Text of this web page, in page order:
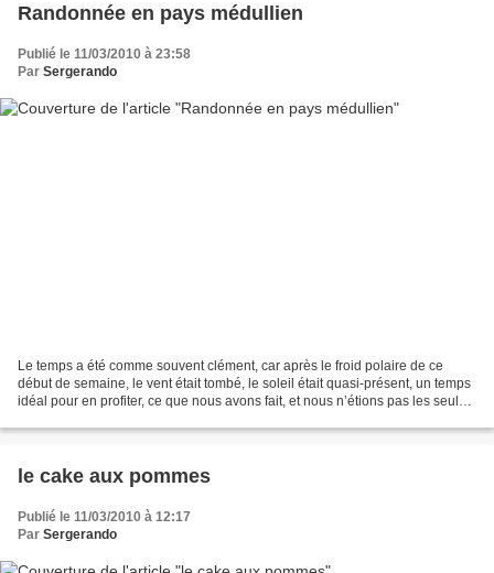
Randonnée en pays médullien
Publié le 11/03/2010 à 23:58
Par Sergerando
Le temps a été comme souvent clément, car après le froid polaire de ce
début de semaine, le vent était tombé, le soleil était quasi-présent, un temps
idéal pour en profiter, ce que nous avons fait, et nous n’étions pas les seuls
le cake aux pommes
Publié le 11/03/2010 à 12:17
Par Sergerando